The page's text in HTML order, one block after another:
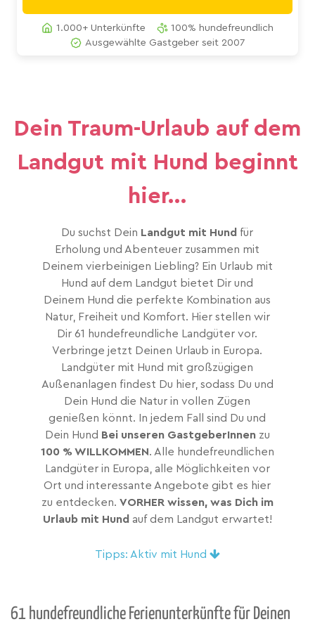
1.000+ Unterkünfte
100% hundefreundlich
Ausgewählte Gastgeber seit 2007
Dein Traum-Urlaub auf dem
Landgut mit Hund beginnt
hier...
Du suchst Dein Landgut mit Hund für
Erholung und Abenteuer zusammen mit
Deinem vierbeinigen Liebling? Ein Urlaub mit
Hund auf dem Landgut bietet Dir und
Deinem Hund die perfekte Kombination aus
Natur, Freiheit und Komfort. Hier stellen wir
Dir 61 hundefreundliche Landgüter vor.
Verbringe jetzt Deinen Urlaub in Europa.
Landgüter mit Hund mit großzügigen
Außenanlagen findest Du hier, sodass Du und
Dein Hund die Natur in vollen Zügen
genießen könnt. In jedem Fall sind Du und
Dein Hund Bei unseren GastgeberInnenzu
100 % WILLKOMMEN. Alle hundefreundlichen
Landgüter in Europa, alle Möglichkeiten vor
Ort und interessante Angebote gibt es hier
zu entdecken. VORHER wissen, was Dich im
Urlaub mit Hund auf dem Landgut erwartet!
Tipps: Aktiv mit Hund
61 hundefreundliche Ferienunterkünfte für Deinen